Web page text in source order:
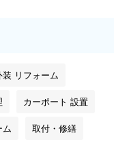
装 リフォーム
カーポート 設置
取付・修繕